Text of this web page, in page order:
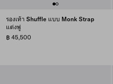
รองเท้า Shuffle แบบ Monk Strap
แต่งพู่
฿ 45,500